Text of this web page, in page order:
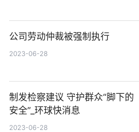
公司劳动仲裁被强制执行
2023-06-28
制发检察建议 守护群众“脚下的
安全”_环球快消息
2023-06-28